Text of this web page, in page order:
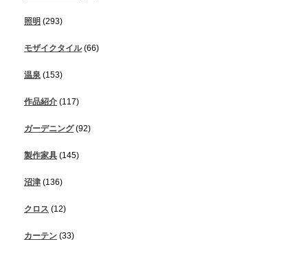
照明 (293)
モザイクタイル(66)
温泉 (153)
作品紹介 (117)
ガーデニング(92)
製作家具 (145)
沼津 (136)
クロス (12)
カーテン (33)